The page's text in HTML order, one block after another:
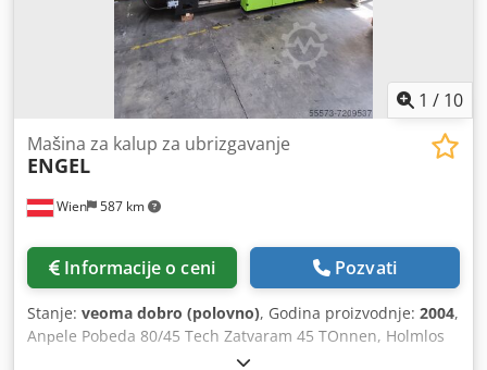
1 / 10
Wien 587 km
Mašina za kalup za ubrizgavanje
ENGEL
Informacije o ceni Pozvati
Stanje: veoma dobro (polovno), Godina proizvodnje: 2004,
Anрele Pobeda 80/45 Tech Zatvaram 45 TOnnen, Holmlos
Skrau 22 mm YOC 2004 Dsdpfxsh Rawbo Accowa CC 200